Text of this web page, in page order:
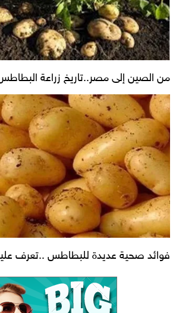
من الصين إلى مصر..تاريخ زراعة
فوائد صحية عديدة للبطاطس ..تعرف